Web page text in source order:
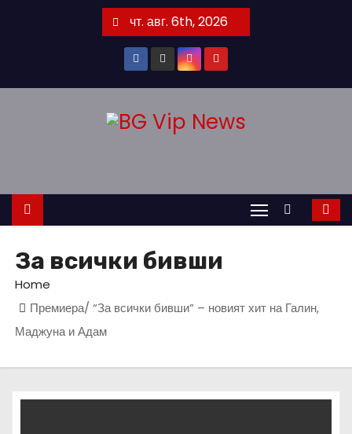
e
чт. авг. 6th, 2026
За всички бивши
Home
Премиера/ “За всички бивши” – новият хит на Галин,
Маджуна и Адам